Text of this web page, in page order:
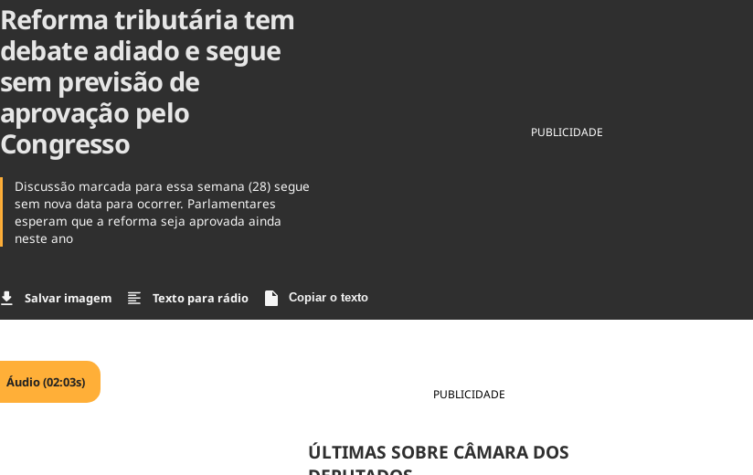
Brasil
Reforma tributária tem
debate adiado e segue
sem previsão de
aprovação pelo
Congresso
Discussão marcada para essa semana (28) segue
sem nova data para ocorrer. Parlamentares
esperam que a reforma seja aprovada ainda
neste ano
Salvar imagem Texto para rádio Copiar o texto
PUBLICIDADE
PUBLICIDADE
ÚLTIMAS SOBRE CÂMARA DOS
Áudio (02:03s)